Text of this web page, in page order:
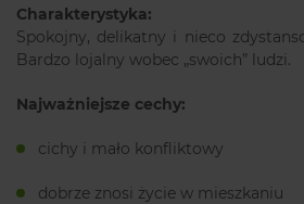
Charakterystyka:
Spokojny, delikatny i nieco
Bardzo lojalny wobec „swoich” ludzi.
Najważniejsze cechy:
cichy i mało konfliktowy
dobrze znosi życie w mieszkaniu